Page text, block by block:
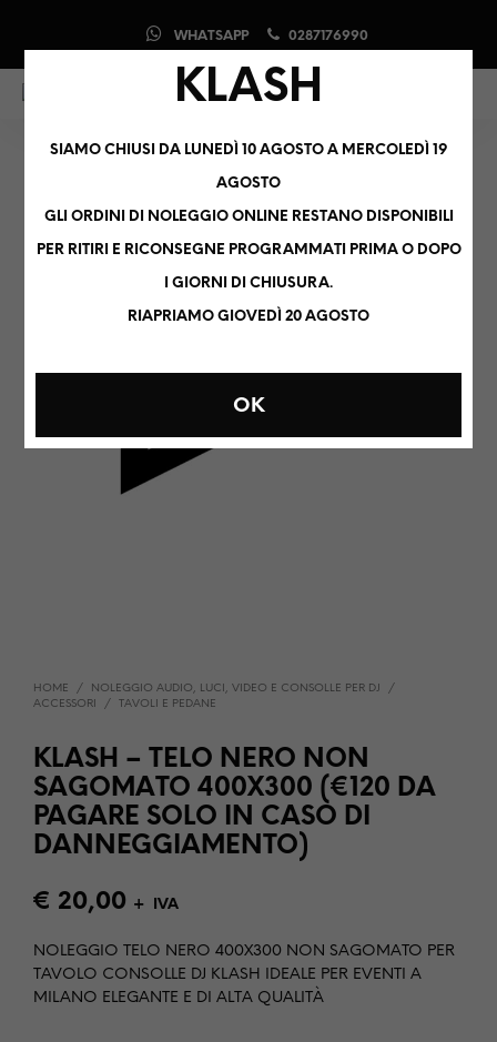
WHATSAPP 0287176990
0 0
HOME / NOLEGGIO AUDIO, LUCI, VIDEO E CONSOLLE PER DJ
/
ACCESSORI
/ TAVOLI E PEDANE
KLASH – TELO NERO NON
SAGOMATO 400X300 (€120 DA
PAGARE SOLO IN CASO DI
DANNEGGIAMENTO)
€ 20,00 + IVA
NOLEGGIO TELO NERO 400X300 NON SAGOMATO PER
TAVOLO CONSOLLE DJ KLASH IDEALE PER EVENTI A
MILANO ELEGANTE E DI ALTA QUALITÀ
KLASH
SIAMO CHIUSI DA LUNEDÌ 10 AGOSTO A MERCOLEDÌ 19
AGOSTO
GLI ORDINI DI NOLEGGIO ONLINE RESTANO DISPONIBILI
PER RITIRI E RICONSEGNE PROGRAMMATI PRIMA O DOPO
I GIORNI DI CHIUSURA.
RIAPRIAMO GIOVEDÌ 20 AGOSTO
OK